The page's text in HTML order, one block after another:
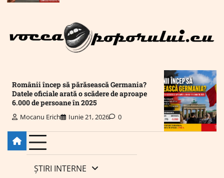
Românii încep să părăsească Germania?
Datele oficiale arată o scădere de aproape
6.000 de persoane în 2025
Mocanu Erich Iunie 21, 2026 0
ȘTIRI INTERNE